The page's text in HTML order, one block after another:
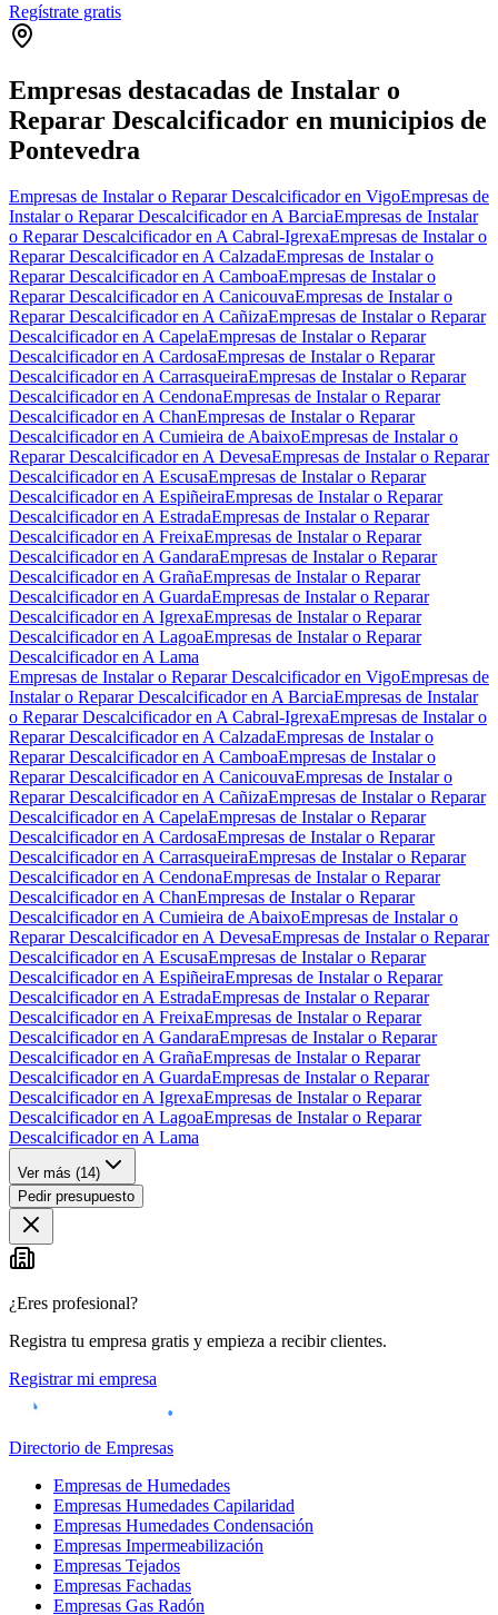
Regístrate gratis
Empresas destacadas de Instalar o
Reparar Descalcificador en municipios de
Pontevedra
Empresas de Instalar o Reparar Descalcificador en VigoEmpresas de
Instalar o Reparar Descalcificador en A BarciaEmpresas de Instalar
o Reparar Descalcificador en A Cabral-IgrexaEmpresas de Instalar o
Reparar Descalcificador en A CalzadaEmpresas de Instalar o
Reparar Descalcificador en A CamboaEmpresas de Instalar o
Reparar Descalcificador en A CanicouvaEmpresas de Instalar o
Reparar Descalcificador en A CañizaEmpresas de Instalar o Reparar
Descalcificador en A CapelaEmpresas de Instalar o Reparar
Descalcificador en A CardosaEmpresas de Instalar o Reparar
Descalcificador en A CarrasqueiraEmpresas de Instalar o Reparar
Descalcificador en A CendonaEmpresas de Instalar o Reparar
Descalcificador en A ChanEmpresas de Instalar o Reparar
Descalcificador en A Cumieira de AbaixoEmpresas de Instalar o
Reparar Descalcificador en A DevesaEmpresas de Instalar o Reparar
Descalcificador en A EscusaEmpresas de Instalar o Reparar
Descalcificador en A EspiñeiraEmpresas de Instalar o Reparar
Descalcificador en A EstradaEmpresas de Instalar o Reparar
Descalcificador en A FreixaEmpresas de Instalar o Reparar
Descalcificador en A GandaraEmpresas de Instalar o Reparar
Descalcificador en A GrañaEmpresas de Instalar o Reparar
Descalcificador en A GuardaEmpresas de Instalar o Reparar
Descalcificador en A IgrexaEmpresas de Instalar o Reparar
Descalcificador en A LagoaEmpresas de Instalar o Reparar
Descalcificador en A Lama
Empresas de Instalar o Reparar Descalcificador en VigoEmpresas de
Instalar o Reparar Descalcificador en A BarciaEmpresas de Instalar
o Reparar Descalcificador en A Cabral-IgrexaEmpresas de Instalar o
Reparar Descalcificador en A CalzadaEmpresas de Instalar o
Reparar Descalcificador en A CamboaEmpresas de Instalar o
Reparar Descalcificador en A CanicouvaEmpresas de Instalar o
Reparar Descalcificador en A CañizaEmpresas de Instalar o Reparar
Descalcificador en A CapelaEmpresas de Instalar o Reparar
Descalcificador en A CardosaEmpresas de Instalar o Reparar
Descalcificador en A CarrasqueiraEmpresas de Instalar o Reparar
Descalcificador en A CendonaEmpresas de Instalar o Reparar
Descalcificador en A ChanEmpresas de Instalar o Reparar
Descalcificador en A Cumieira de AbaixoEmpresas de Instalar o
Reparar Descalcificador en A DevesaEmpresas de Instalar o Reparar
Descalcificador en A EscusaEmpresas de Instalar o Reparar
Descalcificador en A EspiñeiraEmpresas de Instalar o Reparar
Descalcificador en A EstradaEmpresas de Instalar o Reparar
Descalcificador en A FreixaEmpresas de Instalar o Reparar
Descalcificador en A GandaraEmpresas de Instalar o Reparar
Descalcificador en A GrañaEmpresas de Instalar o Reparar
Descalcificador en A GuardaEmpresas de Instalar o Reparar
Descalcificador en A IgrexaEmpresas de Instalar o Reparar
Descalcificador en A LagoaEmpresas de Instalar o Reparar
Descalcificador en A Lama
Ver más (14)
Pedir presupuesto
¿Eres profesional?
Registra tu empresa gratis y empieza a recibir clientes.
Registrar mi empresa
Directorio de Empresas
Empresas de Humedades
Empresas Humedades Capilaridad
Empresas Humedades Condensación
Empresas Impermeabilización
Empresas Tejados
Empresas Fachadas
Empresas Gas Radón